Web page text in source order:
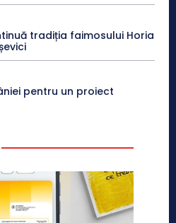
tradiția faimosului Horia
pentru un proiect